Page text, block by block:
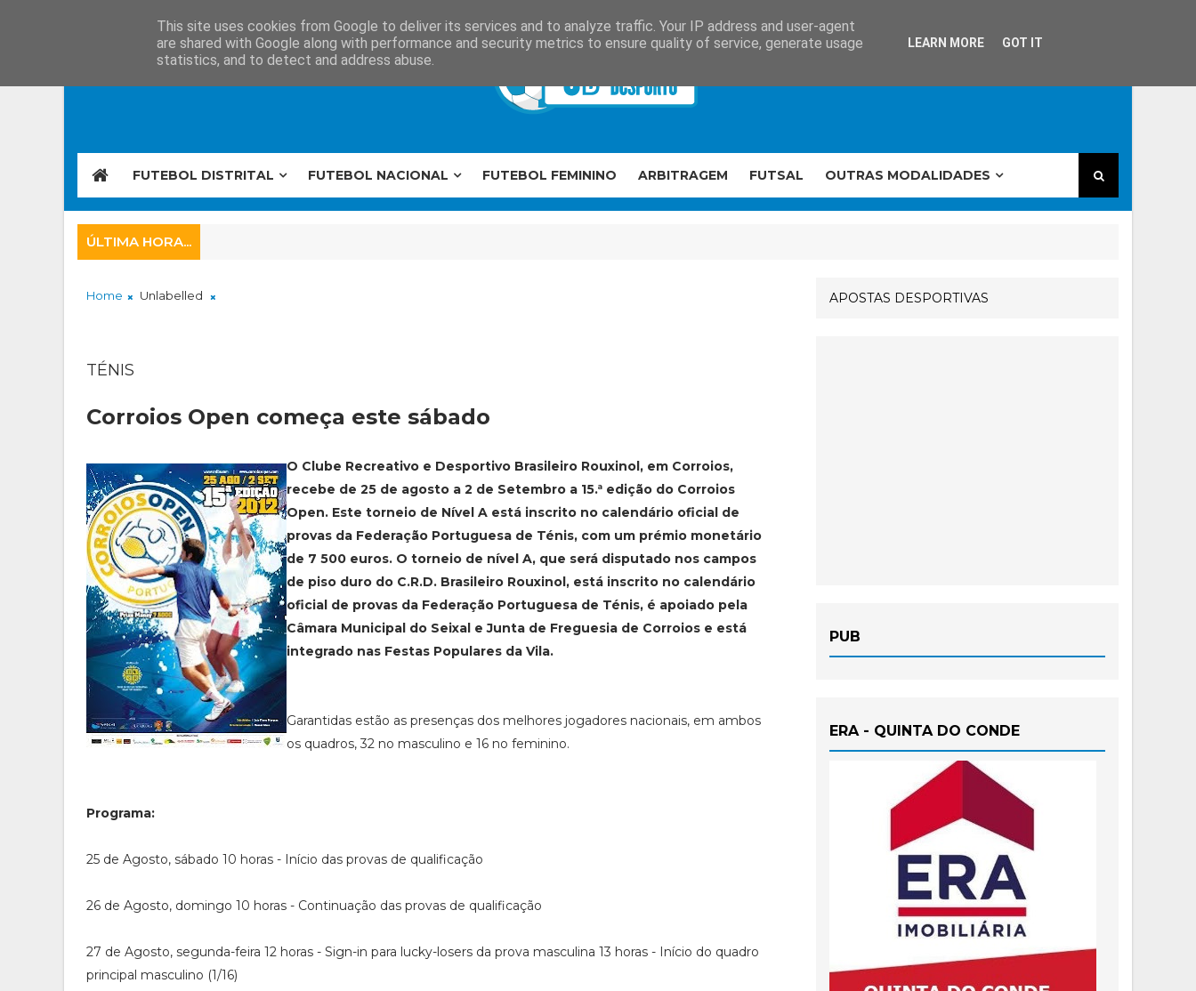
FUTEBOL DISTRITAL FUTEBOL NACIONAL FUTEBOL FEMININO ARBITRAGEM FUTSAL OUTRAS MODALIDADES
ÚLTIMA HORA...
Home Unlabelled
TÉNIS
Corroios Open começa este sábado
O Clube Recreativo e Desportivo Brasileiro Rouxinol, em Corroios,
recebe de 25 de agosto a 2 de Setembro a 15.ª edição do Corroios
Open. Este torneio de Nível A está inscrito no calendário oficial de
provas da Federação Portuguesa de Ténis, com um prémio monetário
de 7 500 euros. O torneio de nível A, que será disputado nos campos
de piso duro do C.R.D. Brasileiro Rouxinol, está inscrito no calendário
oficial de provas da Federação Portuguesa de Ténis, é apoiado pela
Câmara Municipal do Seixal e Junta de Freguesia de Corroios e está
integrado nas Festas Populares da Vila.
Garantidas estão as presenças dos melhores jogadores nacionais, em ambos
os quadros, 32 no masculino e 16 no feminino.
Programa:
25 de Agosto, sábado 10 horas - Início das provas de qualificação
26 de Agosto, domingo 10 horas - Continuação das provas de qualificação
27 de Agosto, segunda-feira 12 horas - Sign-in para lucky-losers da prova masculina 13 horas - Início do quadro
principal masculino (1/16)
APOSTAS DESPORTIVAS
PUB
ERA - QUINTA DO CONDE
This site uses cookies from Google to deliver its services and to analyze traffic. Your IP address and user-agent
are shared with Google along with performance and security metrics to ensure quality of service, generate usage
statistics, and to detect and address abuse.
LEARN MORE GOT IT